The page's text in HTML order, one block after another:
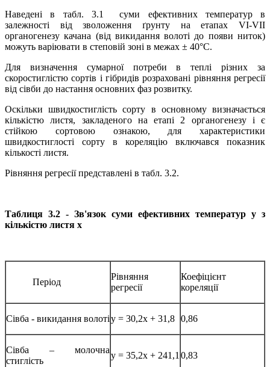
Наведені в табл. 3.1 суми ефективних температур в
залежності від зволоження ґрунту на етапах VI-VII
органогенезу качана (від викидання волоті до появи ниток)
можуть варіювати в степовій зоні в межах ± 40°С.
Для визначення сумарної потреби в теплі різних за
скоростиглістю сортів і гібридів розраховані рівняння регресії
від сівби до настання основних фаз розвитку.
Оскільки швидкостиглість сорту в основному визначається
кількістю листя, закладеного на етапі 2 органогенезу і є
стійкою сортовою ознакою, для характеристики
швидкостиглості сорту в кореляцію включався показник
кількості листя.
Рівняння регресії представлені в табл. 3.2.
Таблиця 3.2 - Зв'язок суми ефективних температур у з
кількістю листя х
Період
Рівняння
регресії
Коефіцієнт
кореляції
Сівба - викидання волотіy = 30,2x + 31,8 0,86
Сівба – молочна
стиглість
y = 35,2x + 241,1 0,83